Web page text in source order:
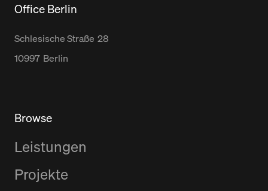
Office Berlin
Schlesische Straße 28
10997 Berlin
Browse
Leistungen
Projekte